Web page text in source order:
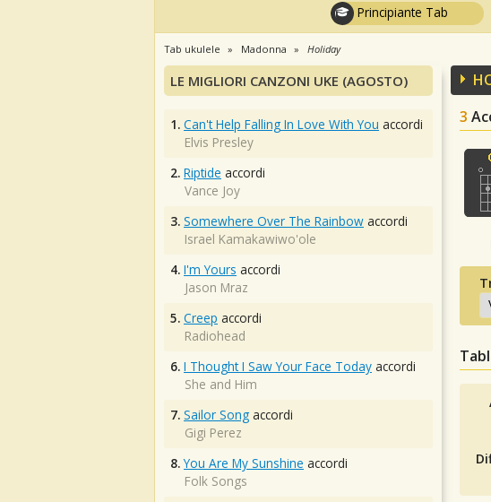
Principiante Tab
Tab ukulele Madonna Holiday
3
LE MIGLIORI CANZONI UKE (AGOSTO)
1. Can't Help Falling In Love With You accordi
Elvis Presley
2. Riptide accordi
Vance Joy
3. Somewhere Over The Rainbow accordi
Israel Kamakawiwo'ole
4. I'm Yours accordi
Jason Mraz
5. Creep accordi
Radiohead
6. I Thought I Saw Your Face Today accordi
She and Him
7. Sailor Song accordi
Gigi Perez
8. You Are My Sunshine accordi
Folk Songs